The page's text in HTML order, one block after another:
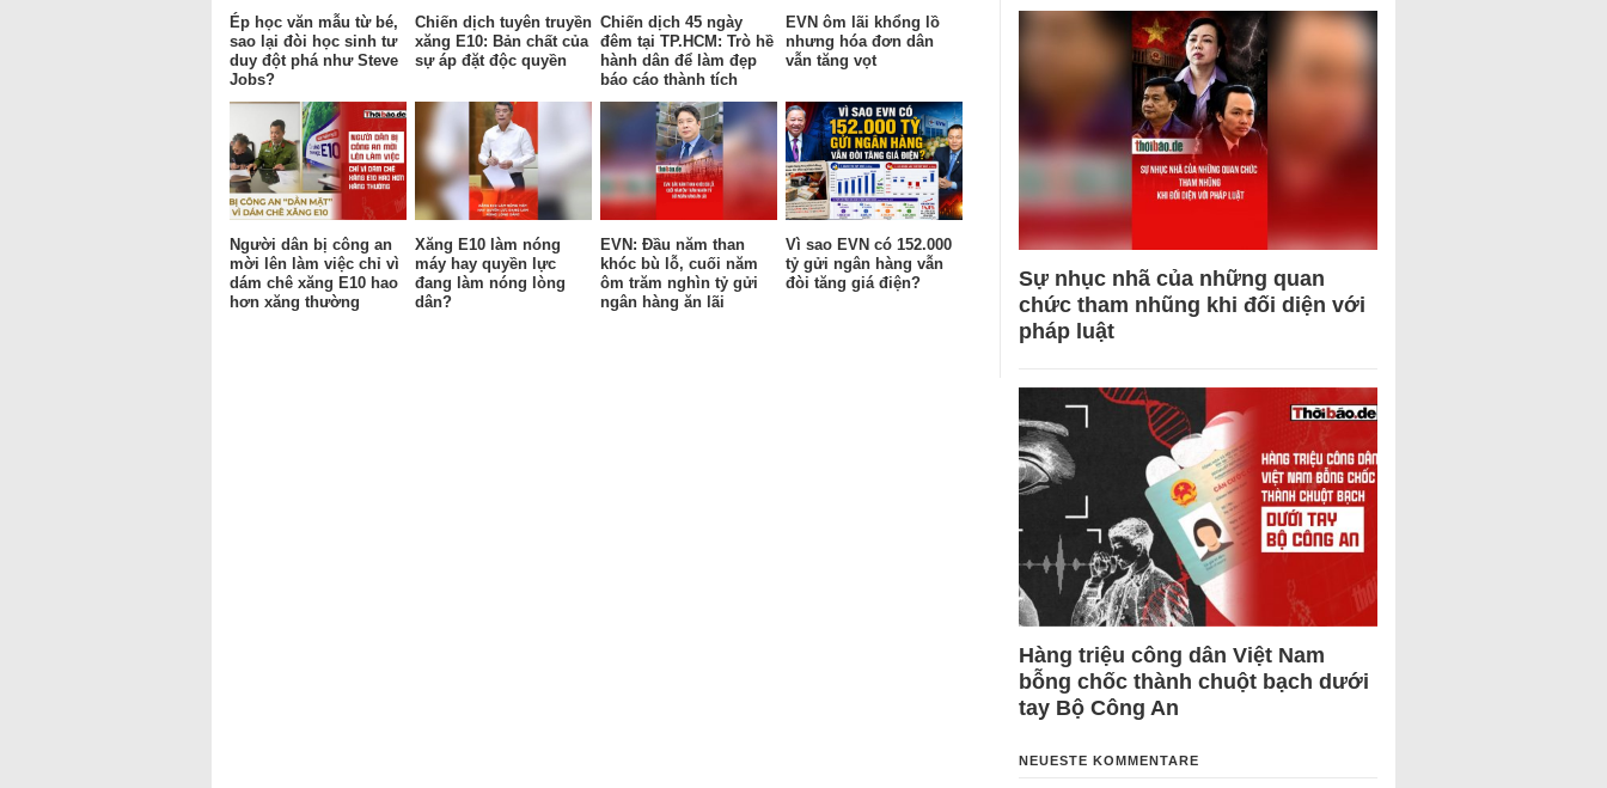
Ép học văn mẫu từ bé,
sao lại đòi học sinh tư
duy đột phá như Steve
Jobs?
Chiến dịch tuyên truyền
xăng E10: Bản chất của
sự áp đặt độc quyền
Chiến dịch 45 ngày
đêm tại TP.HCM: Trò hề
hành dân để làm đẹp
báo cáo thành tích
EVN ôm lãi khổng lồ
nhưng hóa đơn dân
vẫn tăng vọt
Người dân bị công an
mời lên làm việc chỉ vì
dám chê xăng E10 hao
hơn xăng thường
Xăng E10 làm nóng
máy hay quyền lực
đang làm nóng lòng
dân?
EVN: Đầu năm than
khóc bù lỗ, cuối năm
ôm trăm nghìn tỷ gửi
ngân hàng ăn lãi
Vì sao EVN có 152.000
tỷ gửi ngân hàng vẫn
đòi tăng giá điện?
Sự nhục nhã của những quan
chức tham nhũng khi đối diện với
pháp luật
Hàng triệu công dân Việt Nam
bỗng chốc thành chuột bạch dưới
tay Bộ Công An
NEUESTE KOMMENTARE